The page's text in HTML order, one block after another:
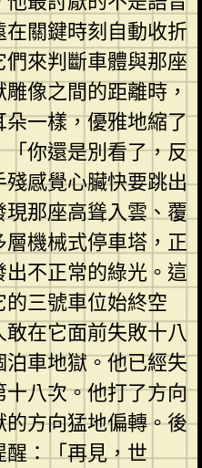
關鍵時刻自動收折
來判斷車體與那座
像之間的距離時，
一樣，優雅地縮了
你還是別看了，反
感覺心臟快要跳出
那座高聳入雲、覆
機械式停車塔，正
不正常的綠光。這
三號車位始終空
在它面前失敗十八
車地獄。他已經失
八次。他打了方向
方向猛地偏轉。後
：「再見，世